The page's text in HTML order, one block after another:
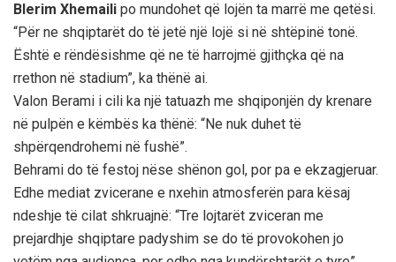
Blerim Xhemaili po mundohet që lojën ta marrë me qetësi.
“Për ne shqiptarët do të jetë një lojë si në shtëpinë tonë.
Është e rëndësishme që ne të harrojmë gjithçka që na
rrethon në stadium”, ka thënë ai.
Valon Berami i cili ka një tatuazh me shqiponjën dy krenare
në pulpën e këmbës ka thënë: “Ne nuk duhet të
shpërqendrohemi në fushë”.
Behrami do të festoj nëse shënon gol, por pa e ekzagjeruar.
Edhe mediat zvicerane e nxehin atmosferën para kësaj
ndeshje të cilat shkruajnë: “Tre lojtarët zviceran me
prejardhje shqiptare padyshim se do të provokohen jo